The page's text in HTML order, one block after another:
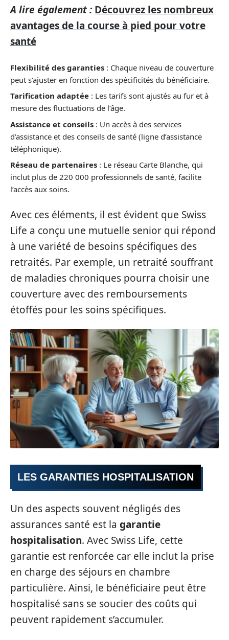
A lire également : Découvrez les nombreux
avantages de la course à pied pour votre
santé
Flexibilité des garanties : Chaque niveau de couverture
peut s’ajuster en fonction des spécificités du bénéficiaire.
Tarification adaptée : Les tarifs sont ajustés au fur et à
mesure des fluctuations de l’âge.
Assistance et conseils : Un accès à des services
d’assistance et des conseils de santé (ligne d’assistance
téléphonique).
Réseau de partenaires : Le réseau Carte Blanche, qui
inclut plus de 220 000 professionnels de santé, facilite
l’accès aux soins.
Avec ces éléments, il est évident que Swiss
Life a conçu une mutuelle senior qui répond
à une variété de besoins spécifiques des
retraités. Par exemple, un retraité souffrant
de maladies chroniques pourra choisir une
couverture avec des remboursements
étoffés pour les soins spécifiques.
LES GARANTIES HOSPITALISATION
Un des aspects souvent négligés des
assurances santé est la garantie
hospitalisation. Avec Swiss Life, cette
garantie est renforcée car elle inclut la prise
en charge des séjours en chambre
particulière. Ainsi, le bénéficiaire peut être
hospitalisé sans se soucier des coûts qui
peuvent rapidement s’accumuler.